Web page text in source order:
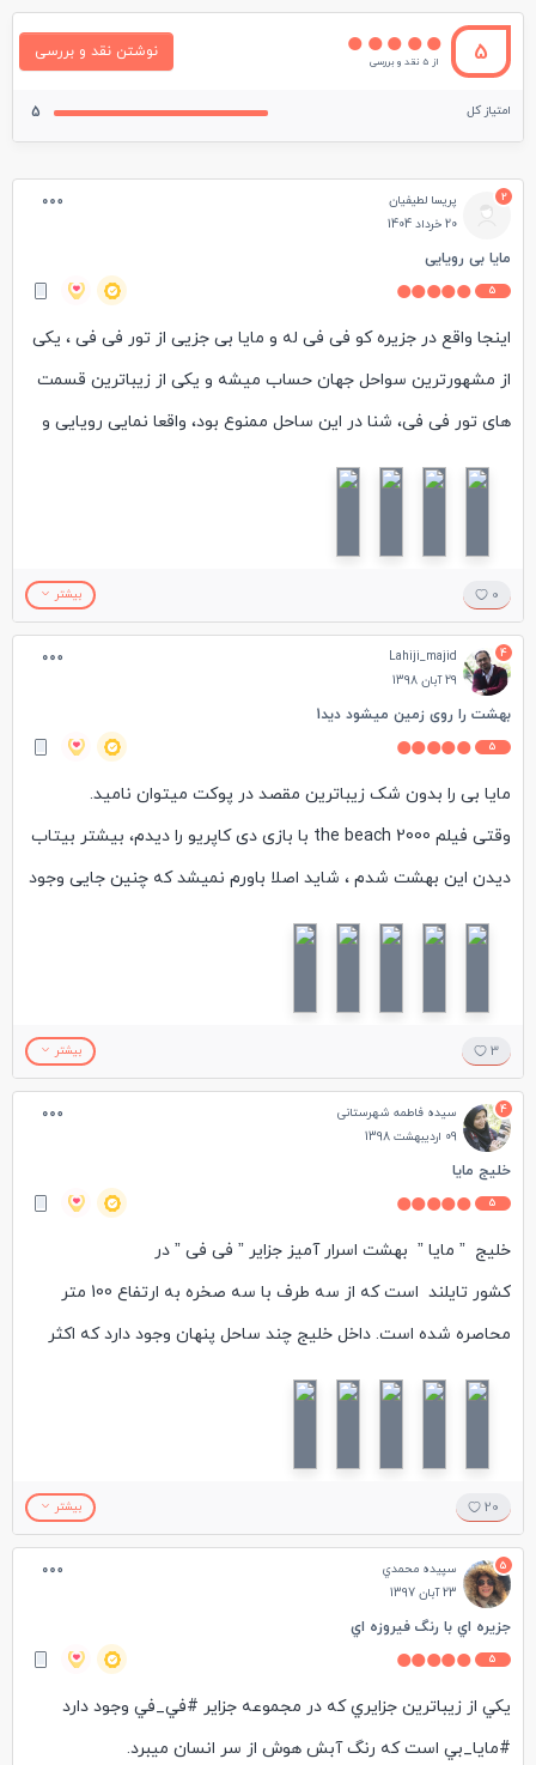
5 از 5 نقد و بررسی
نوشتن نقد و بررسی
امتیاز کل 5
2
پریسا لطیفیان
20 خرداد 1404
مایا بی رویایی
5
اینجا واقع در جزیره کو فی فی له و مایا بی جزیی از تور فی فی ، یکی
از مشهورترین سواحل جهان حساب میشه و یکی از زیباترین قسمت
های تور فی فی، شنا در این ساحل ممنوع بود، واقعا نمایی رویایی و
زیبا داره، برای رسیدن به ساحل از یک مسیر چوبی جنگلی زیبا باید رد
باید ورودی و مالیات بدین، ولی وقتی با تور وارد بشین جز خدمات
تور حساب میشه.
0 بیشتر
4
Lahiji_majid
29 آبان 1398
بهشت را روی زمین میشود دید1
5
مایا بی را بدون شک زیباترین مقصد در پوکت میتوان نامید.
وقتی فیلم the beach 2000 با بازی دی کاپریو را دیدم، بیشتر بیتاب
دیدن این بهشت شدم ، شاید اصلا باورم نمیشد که چنین جایی وجود
خارجی دارد یا نه!
روبرویت واقعیت است و خواب نیست.
بچند ماهی از سفرمان گذشته بود که شنیدم جهت جلوگیری از
تخریبهای زیست محیطی، ورود توریستها را به جزیره ممنوع کرده اند.
از این جهت که عده ی زیادی نمیتوانند این زیبایی را ببینند ناراحت
شدم ولی به جت حفظ این زیبایی خوشحال شدم که برای مردم و
دولت تایلند، حفظ جاذبه از پول درآوردن از جاذبه مهمتر بود.
3 بیشتر
4
سیده فاطمه شهرستانی
09 اردیبهشت 1398
خلیج مایا
5
خلیج ” مایا ” بهشت اسرار آمیز جزایر ” فی فی ” در
کشور تایلند است که از سه طرف با سه صخره به ارتفاع 100 متر
محاصره شده است. داخل خلیج چند ساحل پنهان وجود دارد که اکثر
آنها کوچکند و بعضی از آنها وقتی مد از بین می رود ظاهر می شوند.
خلیج مایا بعد از فیلمبرداری صحنه های فیلم "The Beach” با بازی
لئوناردو دی کاپریو، یکی از جاذبه های گردشگری اصلی فی فی
محسوب می شود.
بهترین زمان برای سفر به خلیج مایا در فصل اوج توریست ها یعنی از
نوامبر تا آوریل است که دریای اندامان آرام است و دسترسی به خلیج
آسان می شود.
20 بیشتر
5
سپيده محمدي
23 آبان 1397
جزيره اي با رنگ فيروزه اي
5
يكي از زيباترين جزايري كه در مجموعه جزاير #في_في وجود دارد
#مايا_بي است كه رنگ آبش هوش از سر انسان ميبرد.